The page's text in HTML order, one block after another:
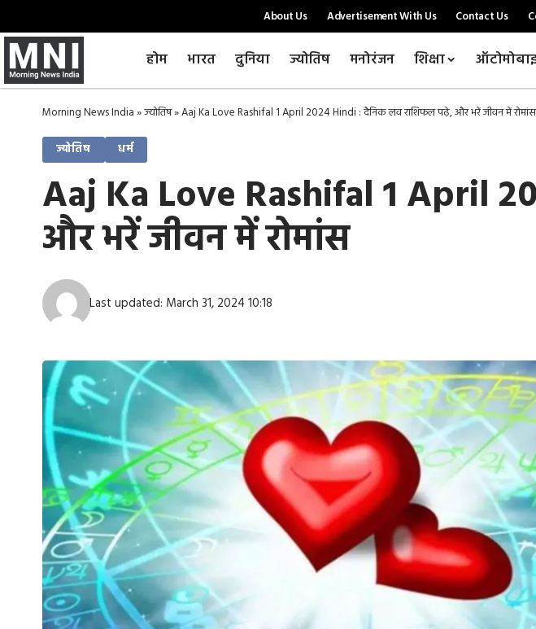
About Us Advertisement With Us Contact Us
होम भारत दुनिया ज्योतिष मनोरंजन शिक्षा
Morning News India»ज्योतिष»Aaj Ka Love Rashifal 1 April 2024 Hindi : दैनिक लव राशिफल पढ़े, और भरें जीवन में रोमांस
ज्योतिष धर्म
Aaj Ka Love Rashifal 1 April
और भरें जीवन में रोमांस
Last updated: March 31, 2024 10:18